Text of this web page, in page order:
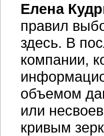
Елена
правил
здесь. В
компании,
объемом
или
кривым